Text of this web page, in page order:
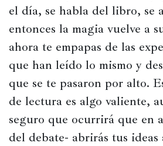
el día, se habla del libro, se
entonces la magia vuelve a
ahora te empapas de las
que han leído lo mismo y
que se te pasaron por alto.
de lectura es algo valiente,
seguro que ocurrirá que en
del debate- abrirás tus ideas